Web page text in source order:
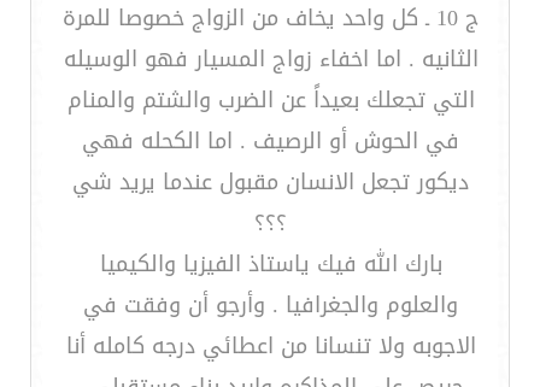
ج 10 ـ كل واحد يخاف من الزواج خصوصا للمرة
الثانيه . اما اخفاء زواج المسيار فهو الوسيله
التي تجعلك بعيداً عن الضرب والشتم والمنام
في الحوش أو الرصيف . اما الكحله فهي
ديكور تجعل الانسان مقبول عندما يريد شي
؟؟؟
بارك الله فيك ياستاذ الفيزيا والكيميا
والعلوم والجغرافيا . وأرجو أن وفقت في
الاجوبه ولا تنسانا من اعطائي درجه كامله أنا